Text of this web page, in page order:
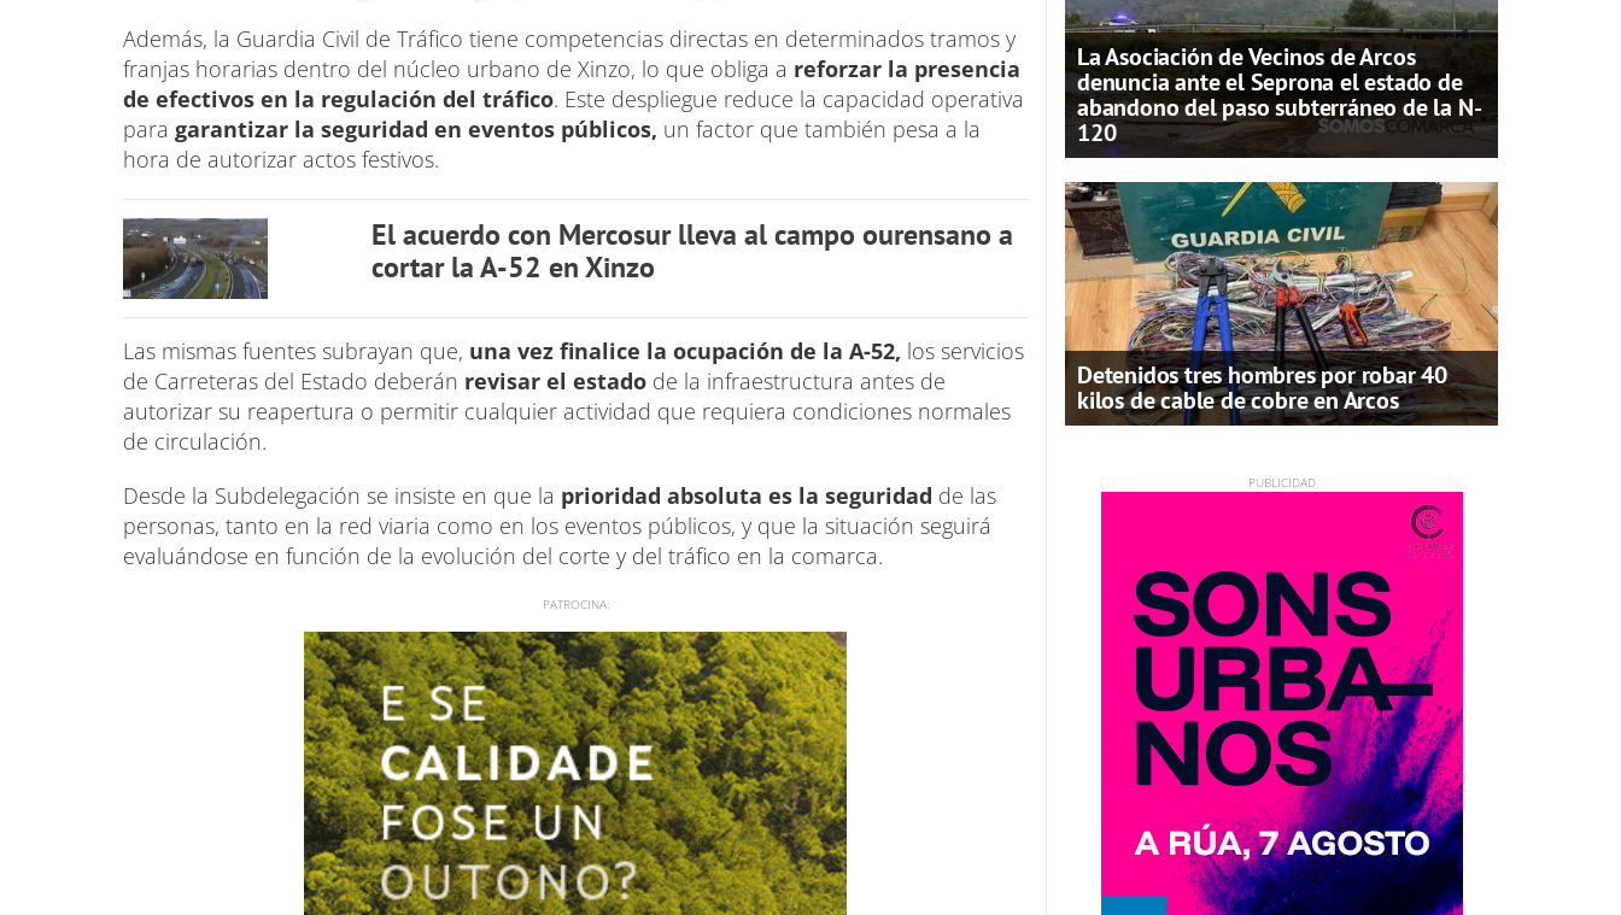
Además, la Guardia Civil de Tráfico tiene competencias directas en determinados tramos y
franjas horarias dentro del núcleo urbano de Xinzo, lo que obliga a reforzar la presencia
de efectivos en la regulación del tráfico. Este despliegue reduce la capacidad operativa
para garantizar la seguridad en eventos públicos, un factor que también pesa a la
hora de autorizar actos festivos.
El acuerdo con Mercosur lleva al campo ourensano a
cortar la A-52 en Xinzo
Las mismas fuentes subrayan que, una vez finalice la ocupación de la A-52, los servicios
de Carreteras del Estado deberán revisar el estado de la infraestructura antes de
autorizar su reapertura o permitir cualquier actividad que requiera condiciones normales
de circulación.
Desde la Subdelegación se insiste en que la prioridad absoluta es la seguridad de las
personas, tanto en la red viaria como en los eventos públicos, y que la situación seguirá
evaluándose en función de la evolución del corte y del tráfico en la comarca.
La Asociación de Vecinos de Arcos
denuncia ante el Seprona el estado de
abandono del paso subterráneo de la N-
120
Detenidos tres hombres por robar 40
kilos de cable de cobre en Arcos